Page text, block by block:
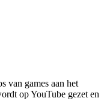
van games aan het
op YouTube gezet en